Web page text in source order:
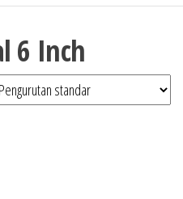
6 Inch